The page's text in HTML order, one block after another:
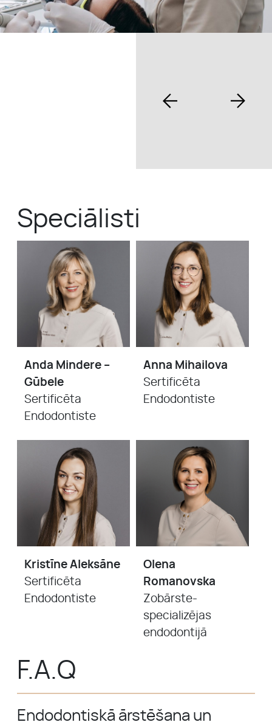
Speciālisti
Anda Mindere –
Gūbele
Sertificēta
Endodontiste
Anna Mihailova
Sertificēta
Endodontiste
Kristīne Aleksāne
Sertificēta
Endodontiste
Olena
Romanovska
Zobārste-
specializējas
endodontijā
F.A.Q
Endodontiskā ārstēšana un